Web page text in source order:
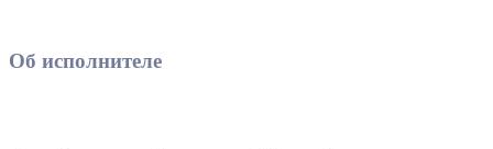
Об исполнителе